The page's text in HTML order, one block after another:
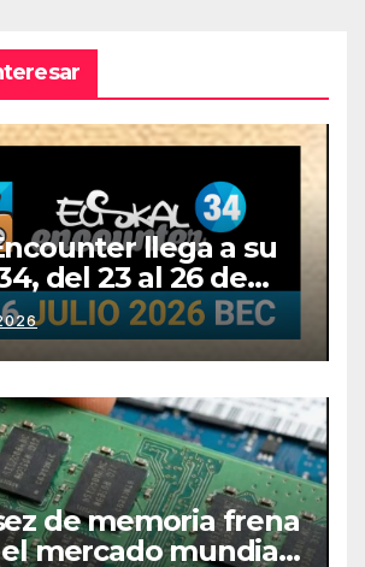
llega a su
del 23 al 26 de
de memoria frena
mercado mundial